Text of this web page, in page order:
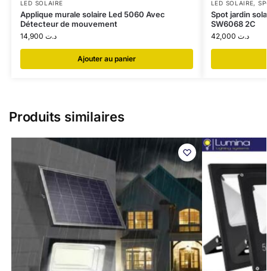
LED SOLAIRE
Applique murale solaire Led 5060 Avec
Détecteur de mouvement
د.ت
Ajouter au panier
LED SOLAIRE,
Spot jardin
SW6068 2C
د.ت
Produits similaires